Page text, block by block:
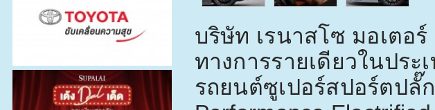
บริษัท เรนาสโซ มอเตอ
ทางการรายเดียวในประ
รถยนต์ซูเปอร์สปอร์ตปลั๊